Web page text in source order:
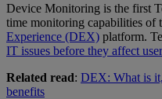
Device Monitoring is the first
time monitoring capabilities of
Experience (DEX) platform.
IT issues before they affect
Related read: DEX: What is
benefits